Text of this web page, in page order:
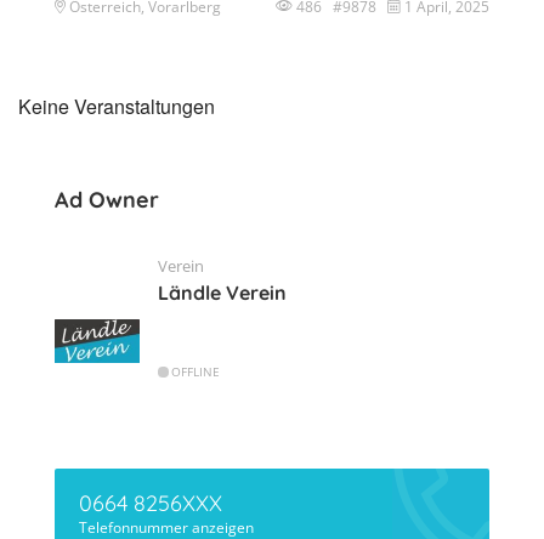
Österreich, Vorarlberg 486 #9878 1 April, 2025
Keine Veranstaltungen
Ad Owner
Verein
Ländle Verein
OFFLINE
0664 8256XXX
Telefonnummer anzeigen